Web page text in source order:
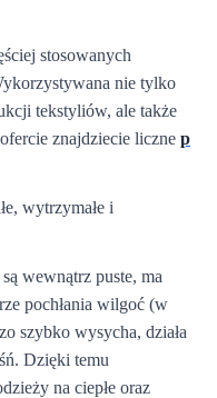
stosowanych
nie tylko
tekstyliów, ale także
znajdziecie liczne p
wytrzymałe i
wewnątrz puste, ma
pochłania wilgoć (w
szybko wysycha, działa
Dzięki temu
na ciepłe oraz